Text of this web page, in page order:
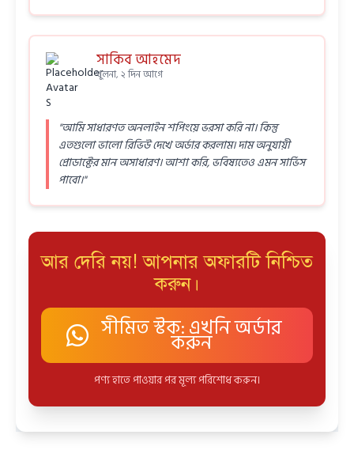
সাকিব আহমেদ
খুলনা, ২ দিন আগে
"আমি সাধারণত অনলাইন শপিংয়ে ভরসা করি না। কিন্তু
এতগুলো ভালো রিভিউ দেখে অর্ডার করলাম। দাম অনুযায়ী
প্রোডাক্টের মান অসাধারণ। আশা করি, ভবিষ্যতেও এমন সার্ভিস
পাবো।"
আর দেরি নয়! আপনার অফারটি নিশ্চিত
করুন।
সীমিত স্টক: এখনি অর্ডার
করুন
পণ্য হাতে পাওয়ার পর মূল্য পরিশোধ করুন।